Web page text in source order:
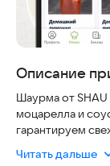
Описание
Шаурма от
моцарелла и
гарантируем
соблюдая
Читать дальше